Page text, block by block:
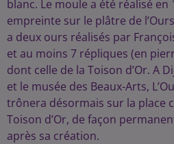
blanc. Le moule a été réalisé
empreinte sur le plâtre de
a deux ours réalisés par
et au moins 7 répliques (en
dont celle de la Toison d’Or. A
et le musée des Beaux-Arts,
trônera désormais sur la place
Toison d’Or, de façon
après sa création.